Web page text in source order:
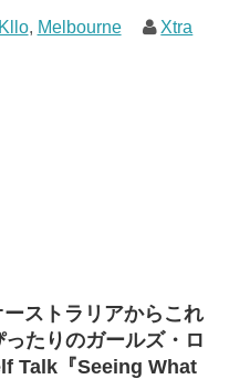
Kllo, Melbourne
Xtra
ーストラリアからこれ
たりのガールズ・ロ
Talk『Seeing What